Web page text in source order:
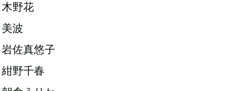
木野花
美波
岩佐真悠子
紺野千春